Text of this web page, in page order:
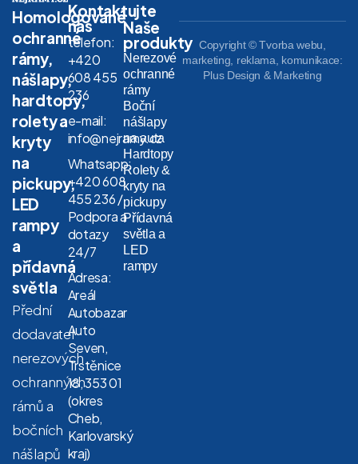
Homologované
ochranné
rámy,
nášlapy,
hardtopy,
rolety a
kryty
na
pickupy,
LED
rampy
a
přídavná
světla
Přední
dodavatel
nerezových
ochranných
rámů a
bočních
nášlapů
Kontaktujte
nás
telefon:
+420
608 455
236
e-mail:
info@nejramy.cz
Whatsapp:
+420 608
455 236 /
Podpora a
dotazy
24/7
Adresa:
Areál
Autobazar
Auto
Seven,
Trstěnice
18, 353 01
(okres
Cheb,
Karlovarský
kraj)
Naše
produkty
Nerezové
ochranné
rámy
Boční
nášlapy
na auta
Hardtopy
Rolety &
kryty na
pickupy
Přídavná
světla a
LED
rampy
Copyright © Tvorba webu,
marketing, reklama, komunikace:
Plus Design & Marketing